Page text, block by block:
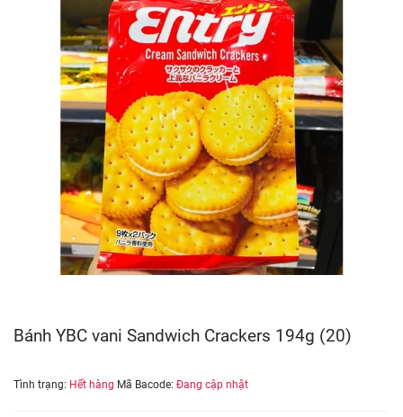
Bánh YBC vani Sandwich Crackers 194g (20)
Tình trạng: Hết hàng Mã Bacode: Đang cập nhật